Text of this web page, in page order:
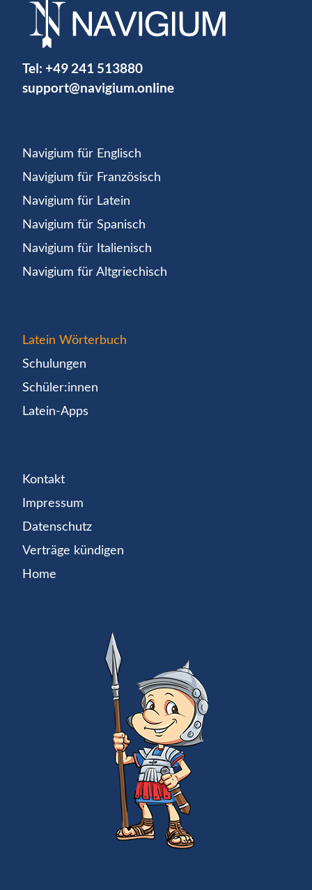
Tel: +49 241 513880
support@navigium.online
Navigium für Englisch
Navigium für Französisch
Navigium für Latein
Navigium für Spanisch
Navigium für Italienisch
Navigium für Altgriechisch
Latein Wörterbuch
Schulungen
Schüler:innen
Latein-Apps
Kontakt
Impressum
Datenschutz
Verträge kündigen
Home